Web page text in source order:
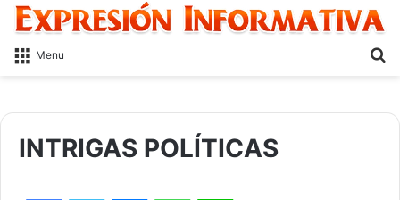
Menu
INTRIGAS POLÍTICAS